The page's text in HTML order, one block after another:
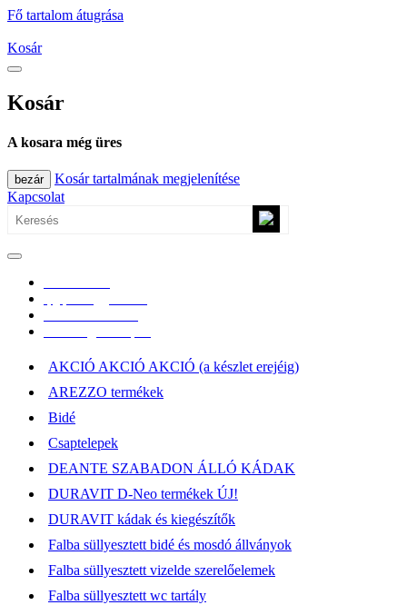
Fő tartalom átugrása
Kosár
Kosár
A kosara még üres
bezár
Kosár tartalmának megjelenítése
Kapcsolat
AKCIÓ AKCIÓ AKCIÓ (a készlet erejéig)
AREZZO termékek
Bidé
Csaptelepek
DEANTE SZABADON ÁLLÓ KÁDAK
DURAVIT D-Neo termékek ÚJ!
DURAVIT kádak és kiegészítők
Falba süllyesztett bidé és mosdó állványok
Falba süllyesztett vizelde szerelőelemek
Falba süllyesztett wc tartály